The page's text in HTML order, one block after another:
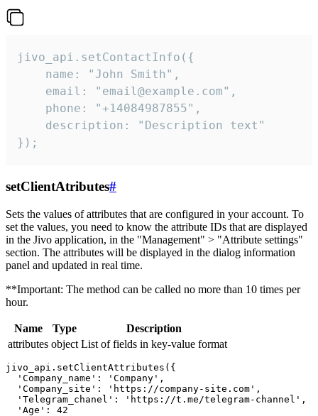
jivo_api.setContactInfo({
    name: "John Smith",
    email: "email@example.com",
    phone: "+14084987855",
    description: "Description text"
});
setClientAtributes#
Sets the values ​​of attributes that are configured in your account. To
set the values, you need to know the attribute IDs that are displayed
in the Jivo application, in the "Management" > "Attribute settings"
section. The attributes will be displayed in the dialog information
panel and updated in real time.
**Important: The method can be called no more than 10 times per
hour.
Name Type
Description
attributes object List of fields in key-value format
jivo_api.setClientAttributes({
  'Company_name': 'Company',
  'Company_site': 'https://company-site.com',
  'Telegram_chanel': 'https://t.me/telegram-channel',
  'Age': 42